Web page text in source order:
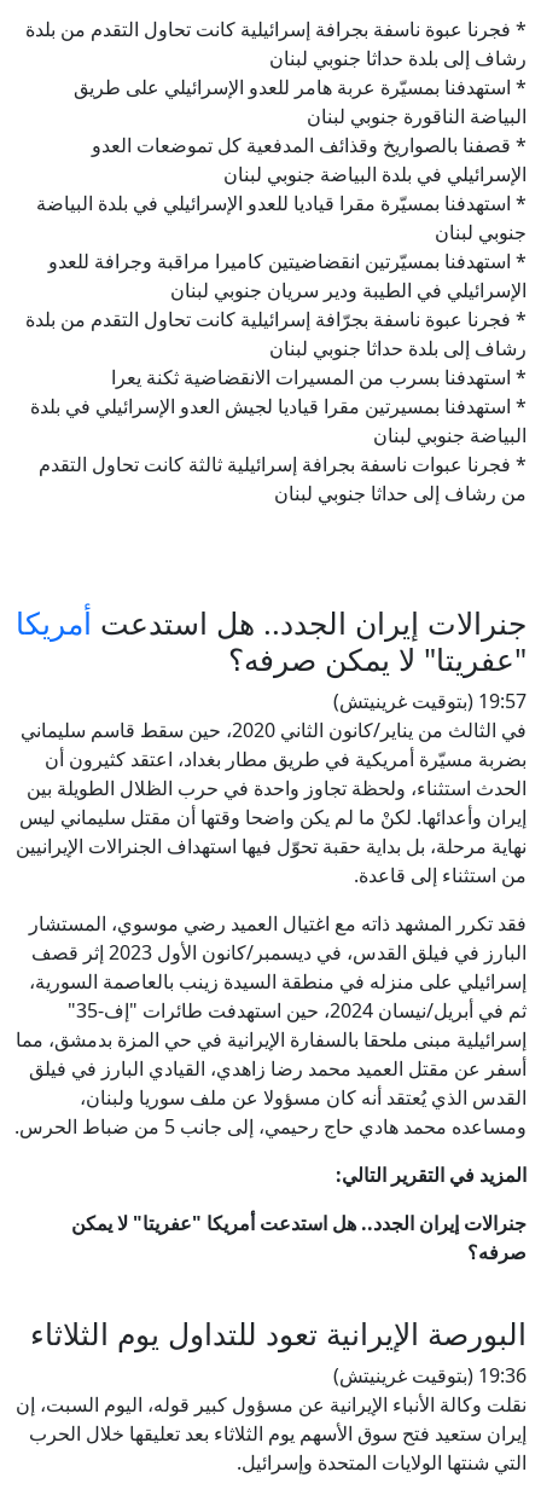
* فجرنا عبوة ناسفة بجرافة إسرائيلية كانت تحاول التقدم من بلدة
رشاف إلى بلدة حداثا جنوبي لبنان
* استهدفنا بمسيّرة عربة هامر للعدو الإسرائيلي على طريق
البياضة الناقورة جنوبي لبنان
* قصفنا بالصواريخ وقذائف المدفعية كل تموضعات العدو
الإسرائيلي في بلدة البياضة جنوبي لبنان
* استهدفنا بمسيّرة مقرا قياديا للعدو الإسرائيلي في بلدة البياضة
جنوبي لبنان
* استهدفنا بمسيّرتين انقضاضيتين كاميرا مراقبة وجرافة للعدو
الإسرائيلي في الطيبة ودير سريان جنوبي لبنان
* فجرنا عبوة ناسفة بجرّافة إسرائيلية كانت تحاول التقدم من بلدة
رشاف إلى بلدة حداثا جنوبي لبنان
* استهدفنا بسرب من المسيرات الانقضاضية ثكنة يعرا
* استهدفنا بمسيرتين مقرا قياديا لجيش العدو الإسرائيلي في بلدة
البياضة جنوبي لبنان
* فجرنا عبوات ناسفة بجرافة إسرائيلية ثالثة كانت تحاول التقدم
من رشاف إلى حداثا جنوبي لبنان
جنرالات إيران الجدد.. هل استدعت أمريكا
"عفريتا" لا يمكن صرفه؟
19:57 (بتوقيت غرينيتش)
في الثالث من يناير/كانون الثاني 2020، حين سقط قاسم سليماني
بضربة مسيّرة أمريكية في طريق مطار بغداد، اعتقد كثيرون أن
الحدث استثناء، ولحظة تجاوز واحدة في حرب الظلال الطويلة بين
إيران وأعدائها. لكنْ ما لم يكن واضحا وقتها أن مقتل سليماني ليس
نهاية مرحلة، بل بداية حقبة تحوّل فيها استهداف الجنرالات الإيرانيين
من استثناء إلى قاعدة.
فقد تكرر المشهد ذاته مع اغتيال العميد رضي موسوي، المستشار
البارز في فيلق القدس، في ديسمبر/كانون الأول 2023 إثر قصف
إسرائيلي على منزله في منطقة السيدة زينب بالعاصمة السورية،
ثم في أبريل/نيسان 2024، حين استهدفت طائرات "إف-35"
إسرائيلية مبنى ملحقا بالسفارة الإيرانية في حي المزة بدمشق، مما
أسفر عن مقتل العميد محمد رضا زاهدي، القيادي البارز في فيلق
القدس الذي يُعتقد أنه كان مسؤولا عن ملف سوريا ولبنان،
ومساعده محمد هادي حاج رحيمي، إلى جانب 5 من ضباط الحرس.
المزيد في التقرير التالي:
جنرالات إيران الجدد.. هل استدعت أمريكا "عفريتا" لا يمكن
صرفه؟
البورصة الإيرانية تعود للتداول يوم الثلاثاء
19:36 (بتوقيت غرينيتش)
نقلت ⁠وكالة ⁠الأنباء الإيرانية عن مسؤول كبير ⁠قوله، اليوم السبت، إن
⁠إيران ستعيد فتح سوق الأسهم يوم الثلاثاء بعد تعليقها خلال الحرب
التي شنتها الولايات المتحدة وإسرائيل.